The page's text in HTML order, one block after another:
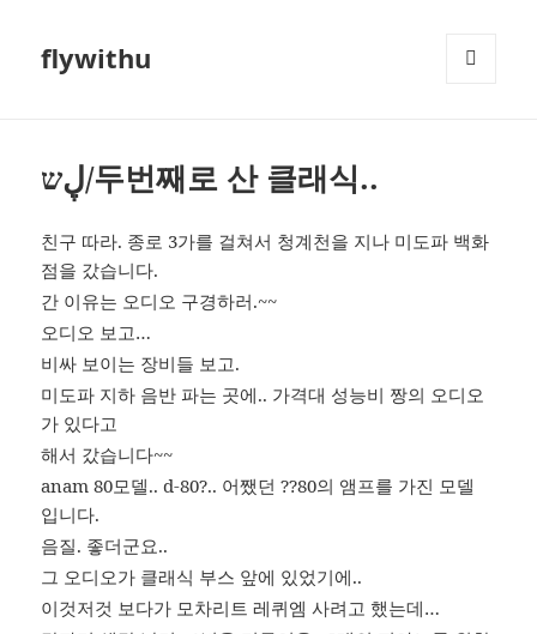
flywithu
ڸש/두번째로 산 클래식..
친구 따라. 종로 3가를 걸쳐서 청계천을 지나 미도파 백화
점을 갔습니다.
간 이유는 오디오 구경하러.~~
오디오 보고…
비싸 보이는 장비들 보고.
미도파 지하 음반 파는 곳에.. 가격대 성능비 짱의 오디오
가 있다고
해서 갔습니다~~
anam 80모델.. d-80?.. 어쨌던 ??80의 앰프를 가진 모델
입니다.
음질. 좋더군요..
그 오디오가 클래식 부스 앞에 있었기에..
이것저것 보다가 모차리트 레퀴엠 사려고 했는데…